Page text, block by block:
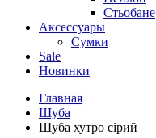
Стьобане
Аксессуары
Сумки
Sale
Новинки
Главная
Шуба
Шуба хутро сірий